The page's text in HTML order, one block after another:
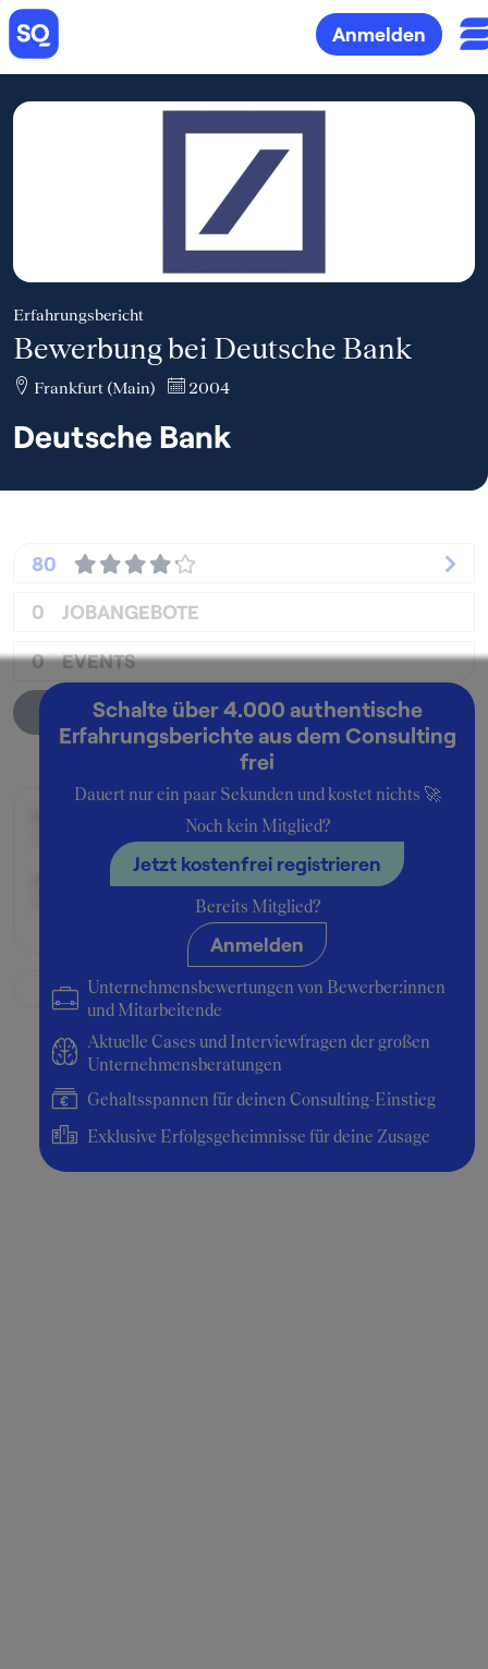
Anmelden
Erfahrungsbericht
Bewerbung bei Deutsche Bank
Frankfurt (Main) 2004
Deutsche Bank
80
0 JOBANGEBOTE
0 EVENTS
Unternehmensprofil
Schalte über 4.000 authentische
Erfahrungsberichte aus dem Consulting
frei
Dauert nur ein paar Sekunden und kostet nichts 🚀
Noch kein Mitglied?
Jetzt kostenfrei registrieren
Bereits Mitglied?
Anmelden
Unternehmensbewertungen von Bewerber:innen
und Mitarbeitende
Aktuelle Cases und Interviewfragen der großen
Unternehmensberatungen
Gehaltsspannen für deinen Consulting-Einstieg
Exklusive Erfolgsgeheimnisse für deine Zusage